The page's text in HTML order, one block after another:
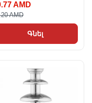
AMD
AMD
Գնել